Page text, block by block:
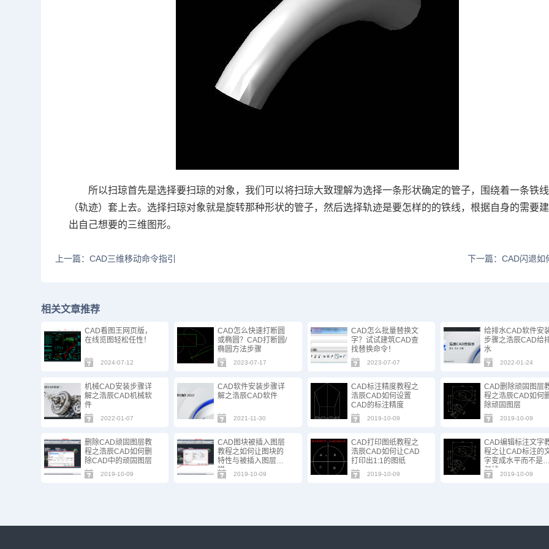
所以扫琼首先是选择要扫琼的对象，我们可以将扫琼大致理解为选择一条形状确定的管子，围绕着一条铁线
（轨迹）套上去。选择扫琼对象就是旋转那种形状的管子，然后选择轨迹是要怎样的的铁线，根据自身的需要
出自己想要的三维图形。
上一篇：CAD三维移动命令指引 下一篇：CAD闪退如
相关文章推荐
CAD看图王网页版，
在线览图轻松任性！
2024-07-12
CAD怎么快速打断圆
或椭圆？CAD打断圆/
椭圆方法步骤
2023-07-17
CAD怎么批量替换文
字？试试建筑CAD查
找替换命令！
2023-07-07
给排水CAD软件安
步骤之浩辰CAD给
水
2022-01-24
机械CAD安装步骤详
解之浩辰CAD机械软
件
2022-01-07
CAD软件安装步骤详
解之浩辰CAD软件
2021-11-30
CAD标注精度教程之
浩辰CAD如何设置
CAD的标注精度
2019-10-09
CAD删除顽固图层
程之浩辰CAD如何
除顽固图层
2019-10-09
删除CAD顽固图层教
程之浩辰CAD如何删
除CAD中的顽固图层
2019-10-09
CAD图块被插入图层
教程之如何让图块的
特性与被插入图层一
样
2019-10-09
CAD打印图纸教程之
浩辰CAD如何让CAD
打印出1:1的图纸
2019-10-09
CAD编辑标注文字
程之让CAD标注的
字变成水平而不是沿
斜线 2019-10-09